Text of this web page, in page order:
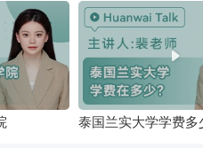
泰国兰实大学学费多